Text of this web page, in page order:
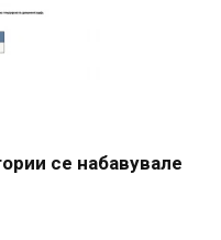
се набавувале